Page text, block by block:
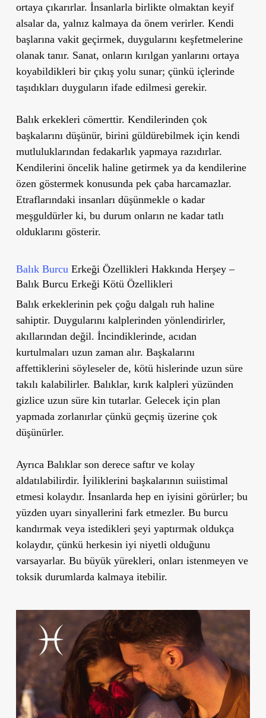
ortaya çıkarırlar. İnsanlarla birlikte olmaktan keyif
alsalar da, yalnız kalmaya da önem verirler. Kendi
başlarına vakit geçirmek, duygularını keşfetmelerine
olanak tanır. Sanat, onların kırılgan yanlarını ortaya
koyabildikleri bir çıkış yolu sunar; çünkü içlerinde
taşıdıkları duyguların ifade edilmesi gerekir.
Balık erkekleri cömerttir. Kendilerinden çok
başkalarını düşünür, birini güldürebilmek için kendi
mutluluklarından fedakarlık yapmaya razıdırlar.
Kendilerini öncelik haline getirmek ya da kendilerine
özen göstermek konusunda pek çaba harcamazlar.
Etraflarındaki insanları düşünmekle o kadar
meşguldürler ki, bu durum onların ne kadar tatlı
olduklarını gösterir.
Balık Burcu Erkeği Özellikleri Hakkında Herşey –
Balık Burcu Erkeği Kötü Özellikleri
Balık erkeklerinin pek çoğu dalgalı ruh haline
sahiptir. Duygularını kalplerinden yönlendirirler,
akıllarından değil. İncindiklerinde, acıdan
kurtulmaları uzun zaman alır. Başkalarını
affettiklerini söyleseler de, kötü hislerinde uzun süre
takılı kalabilirler. Balıklar, kırık kalpleri yüzünden
gizlice uzun süre kin tutarlar. Gelecek için plan
yapmada zorlanırlar çünkü geçmiş üzerine çok
düşünürler.
Ayrıca Balıklar son derece saftır ve kolay
aldatılabilirdir. İyiliklerini başkalarının suiistimal
etmesi kolaydır. İnsanlarda hep en iyisini görürler; bu
yüzden uyarı sinyallerini fark etmezler. Bu burcu
kandırmak veya istedikleri şeyi yaptırmak oldukça
kolaydır, çünkü herkesin iyi niyetli olduğunu
varsayarlar. Bu büyük yürekleri, onları istenmeyen ve
toksik durumlarda kalmaya itebilir.